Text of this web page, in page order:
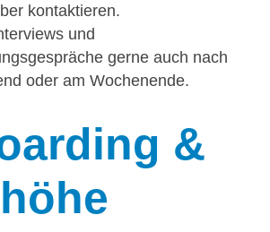
kontaktieren.
und
gerne auch nach
oder am Wochenende.
&